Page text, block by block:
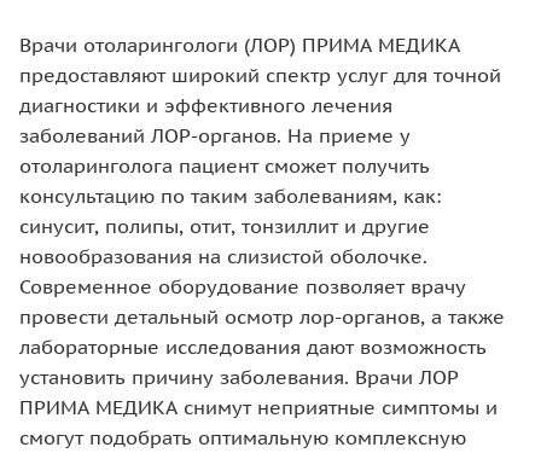
Врачи отоларингологи (ЛОР) ПРИМА МЕДИКА
предоставляют широкий спектр услуг для точной
диагностики и эффективного лечения
заболеваний ЛОР-органов. На приеме у
отоларинголога пациент сможет получить
консультацию по таким заболеваниям, как:
синусит, полипы, отит, тонзиллит и другие
новообразования на слизистой оболочке.
Современное оборудование позволяет врачу
провести детальный осмотр лор-органов, а также
лабораторные исследования дают возможность
установить причину заболевания. Врачи ЛОР
ПРИМА МЕДИКА снимут неприятные симптомы и
смогут подобрать оптимальную комплексную